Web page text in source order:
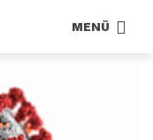
MENÜ